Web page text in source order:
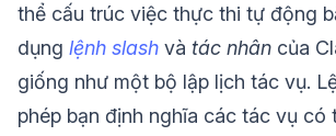
thể cấu trúc việc thực thi tự động
dụng lệnh slash và tác nhân của
giống như một bộ lập lịch tác vụ.
phép bạn định nghĩa các tác vụ có